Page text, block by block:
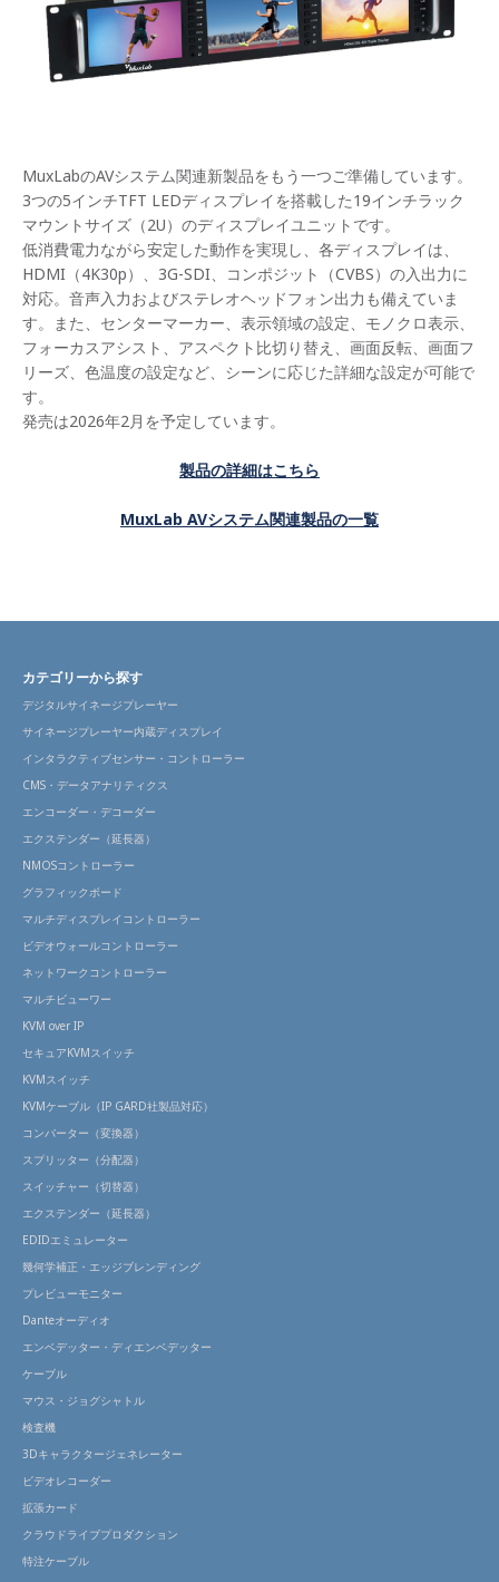
MuxLabのAVシステム関連新製品をもう一つご準備しています。
3つの5インチTFT LEDディスプレイを搭載した19インチラック
マウントサイズ（2U）のディスプレイユニットです。
低消費電力ながら安定した動作を実現し、各ディスプレイは、
HDMI（4K30p）、3G-SDI、コンポジット（CVBS）の入出力に
対応。音声入力およびステレオヘッドフォン出力も備えていま
す。また、センターマーカー、表示領域の設定、モノクロ表示、
フォーカスアシスト、アスペクト比切り替え、画面反転、画面フ
リーズ、色温度の設定など、シーンに応じた詳細な設定が可能で
す。
発売は2026年2月を予定しています。
製品の詳細はこちら
MuxLab AVシステム関連製品の一覧
カテゴリーから探す
デジタルサイネージプレーヤー
サイネージプレーヤー内蔵ディスプレイ
インタラクティブセンサー・コントローラー
CMS・データアナリティクス
エンコーダー・デコーダー
エクステンダー（延長器）
NMOSコントローラー
グラフィックボード
マルチディスプレイコントローラー
ビデオウォールコントローラー
ネットワークコントローラー
マルチビューワー
KVM over IP
セキュアKVMスイッチ
KVMスイッチ
KVMケーブル（IP GARD社製品対応）
コンバーター（変換器）
スプリッター（分配器）
スイッチャー（切替器）
エクステンダー（延長器）
EDIDエミュレーター
幾何学補正・エッジブレンディング
プレビューモニター
Danteオーディオ
エンベデッター・ディエンベデッター
ケーブル
マウス・ジョグシャトル
検査機
3Dキャラクタージェネレーター
ビデオレコーダー
拡張カード
クラウドライブプロダクション
特注ケーブル